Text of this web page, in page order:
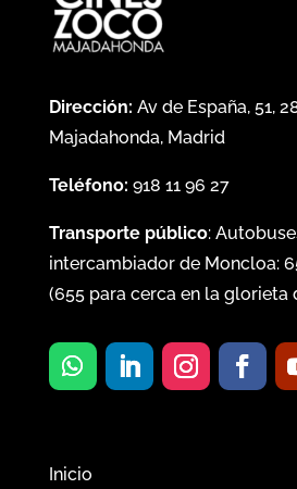
Dirección: Av de España, 51,
Majadahonda, Madrid
Teléfono: 918 11 96 27
Transporte público:
intercambiador de Moncloa:
(655para cerca en la glorieta
Inicio